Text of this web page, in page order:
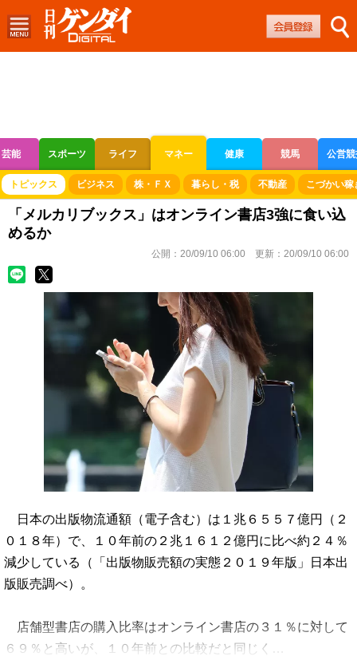
芸能 スポーツ ライフ マネー 健康 競馬 公営
ボートレース 競輪 オートレース
トピックス ビジネス 株・ＦＸ 暮らし・税 不動産 こづかい稼
「メルカリブックス」はオンライン書店3強に食い込
めるか
公開： 20/09/10 06:00 更新： 20/09/10 06:00
日本の出版物流通額（電子含む）は１兆６５５７億円（２
０１８年）で、１０年前の２兆１６１２億円に比べ約２４％
減少している（「出版物販売額の実態２０１９年版」日本出
版販売調べ）。
店舗型書店の購入比率はオンライン書店の３１％に対して
６９％と高いが、１０年前との比較だと同じく…